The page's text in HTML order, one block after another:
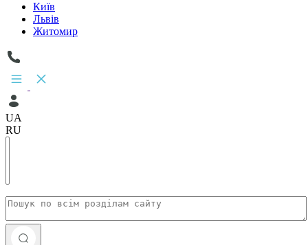
Київ
Львів
Житомир
UA
RU